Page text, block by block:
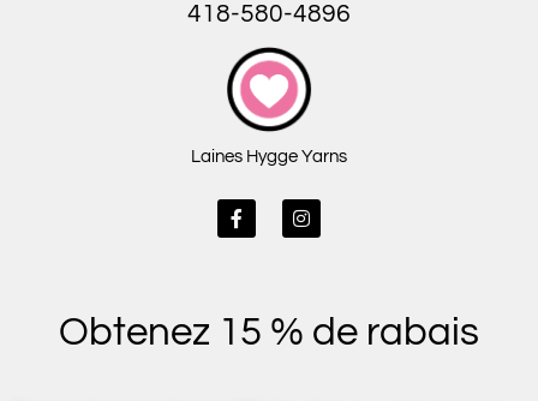
418-580-4896
Laines Hygge Yarns
F
a
o
k
I
n
r
a
Obtenez 15 % de rabais